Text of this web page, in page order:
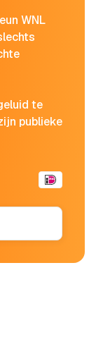
WNL
te
publieke